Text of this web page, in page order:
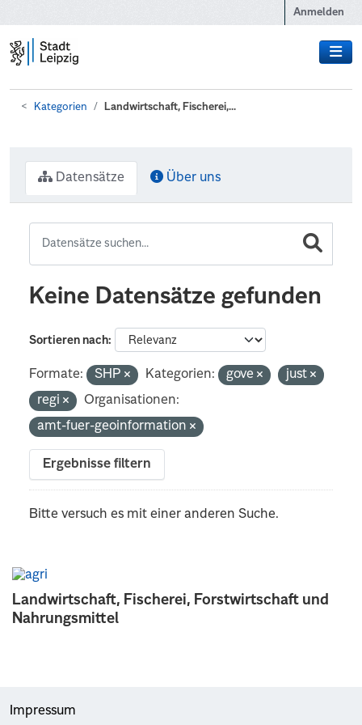
Anmelden
Kategorien Landwirtschaft, Fischerei,...
Landwirtschaft, Fischerei, Forstwirtschaft und
Nahrungsmittel
Datensätze Über uns
Keine Datensätze gefunden
Sortieren nach
Formate: SHP Kategorien: gove
just
regi
Organisationen:
amt-fuer-geoinformation
Ergebnisse filtern
Bitte versuch es mit einer anderen Suche.
Impressum